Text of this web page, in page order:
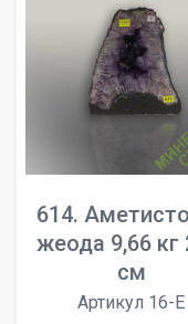
614.
жеода 9,66 кг
см
Артикул 16-E